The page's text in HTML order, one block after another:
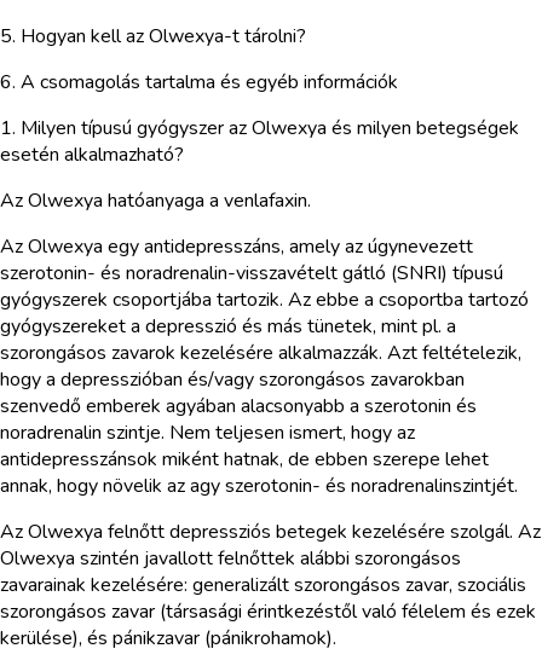
5. Hogyan kell az Olwexya-t tárolni?
6. A csomagolás tartalma és egyéb információk
1. Milyen típusú gyógyszer az Olwexya és milyen betegségek
esetén alkalmazható?
Az Olwexya hatóanyaga a venlafaxin.
Az Olwexya egy antidepresszáns, amely az úgynevezett
szerotonin- és noradrenalin-visszavételt gátló (SNRI) típusú
gyógyszerek csoportjába tartozik. Az ebbe a csoportba tartozó
gyógyszereket a depresszió és más tünetek, mint pl. a
szorongásos zavarok kezelésére alkalmazzák. Azt feltételezik,
hogy a depresszióban és/vagy szorongásos zavarokban
szenvedő emberek agyában alacsonyabb a szerotonin és
noradrenalin szintje. Nem teljesen ismert, hogy az
antidepresszánsok miként hatnak, de ebben szerepe lehet
annak, hogy növelik az agy szerotonin- és noradrenalinszintjét.
Az Olwexya felnőtt depressziós betegek kezelésére szolgál. Az
Olwexya szintén javallott felnőttek alábbi szorongásos
zavarainak kezelésére: generalizált szorongásos zavar, szociális
szorongásos zavar (társasági érintkezéstől való félelem és ezek
kerülése), és pánikzavar (pánikrohamok).